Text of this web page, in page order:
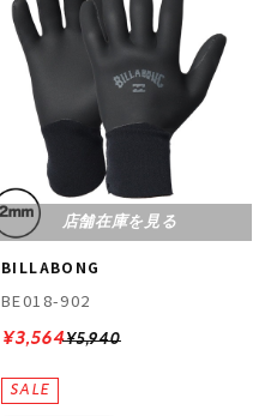
店舗在庫を見る
BILLABONG
BE018-902
¥5,940
¥3,564